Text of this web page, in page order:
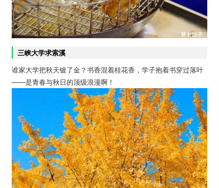
三峡大学求索溪
谁家大学把秋天镀了金？书香混着桂花香，学子抱着书穿过落叶
——是青春与秋日的顶级浪漫啊！